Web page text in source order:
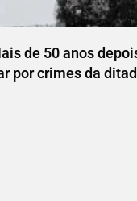
de 50 anos
por crimes da